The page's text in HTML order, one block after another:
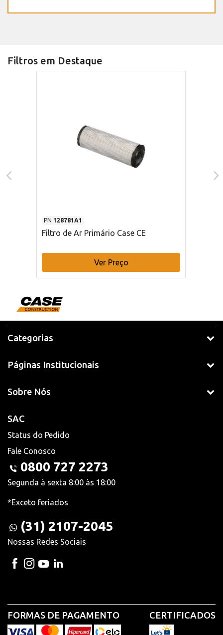
Filtros em Destaque
PN 128781A1
Filtro de Ar Primário Case CE
Ver Preço
Categorias
Páginas Institucionais
Sobre Nós
SAC
Status do Pedido
Fale Conosco
0800 727 2273
Segunda à sexta 8:00 às 18:00
*Exceto feriados
(31) 2107-2045
Nossas Redes Sociais
FORMAS DE PAGAMENTO CERTIFICADOS